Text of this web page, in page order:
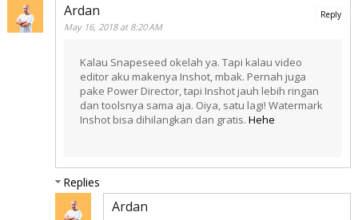
Ardan
May 16, 2018 at 8:20 AM
Kalau Snapeseed okelah ya. Tapi kalau video
editor aku makenya Inshot, mbak. Pernah juga
pake Power Director, tapi Inshot jauh lebih ringan
dan toolsnya sama aja. Oiya, satu lagi! Watermark
Inshot bisa dihilangkan dan gratis. Hehe
Reply
Replies
Ardan